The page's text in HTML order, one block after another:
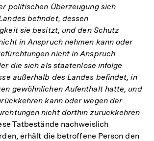
politischen Überzeugung sich
befindet, dessen
sie besitzt, und den Schutz
in Anspruch nehmen kann oder
nicht in Anspruch
die sich als staatenlose infolge
außerhalb des Landes befindet, in
gewöhnlichen Aufenthalt hatte, und
kann oder wegen der
nicht dorthin zurückkehren
Tatbestände nachweislich
erhält die betroffene Person den